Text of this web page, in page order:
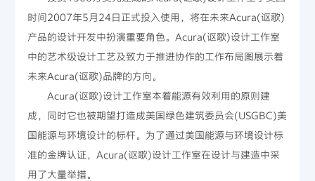
技术创新
赛事运动
新闻资讯
时间2007年5月24日正式投入使用，将在未来Acura(讴歌)
产品的设计开发中扮演重要角色。Acura(讴歌)设计工作室
中的艺术级设计工艺及致力于推进协作的工作布局图展示着
未来Acura(讴歌)品牌的方向。
Acura(讴歌)设计工作室本着能源有效利用的原则建
成，同时它也被期望打造成美国绿色建筑委员会(USGBC)美
国能源与环境设计的标杆。为了通过美国能源与环境设计标
准的金牌认证，Acura(讴歌)设计工作室在设计与建造中采
用了大量举措。